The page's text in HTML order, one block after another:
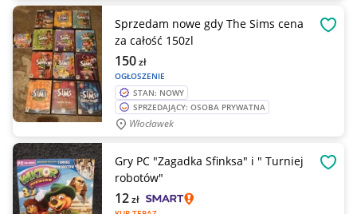
Sprzedam nowe gdy The Sims cena
za całość 150zl
OGŁOSZENIE
150zł
STAN: NOWY
SPRZEDAJĄCY: OSOBA PRYWATNA
Włocławek
Gry PC "Zagadka Sfinksa" i " Turniej
robotów"
12zł